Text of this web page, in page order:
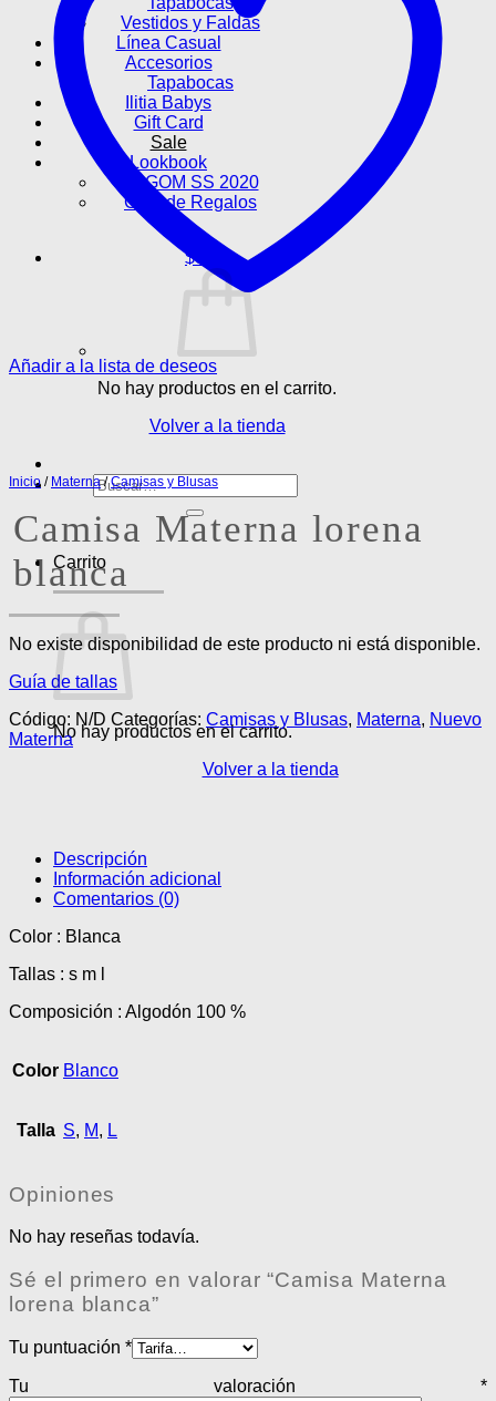
Vestidos y Faldas
Línea Casual
Accesorios
Tapabocas
Ilitia Babys
Gift Card
Sale
Lookbook
LAGOM SS 2020
Guía de Regalos
$0
No hay productos en el carrito.
Volver a la tienda
Buscar
por:
Carrito
No hay productos en el carrito.
Volver a la tienda
Añadir a la lista de deseos
Inicio / Materna / Camisas y Blusas
Camisa Materna lorena
blanca
No existe disponibilidad de este producto ni está disponible.
Guía de tallas
Código: N/D Categorías: Camisas y Blusas, Materna, Nuevo
Materna
Descripción
Información adicional
Comentarios (0)
Color : Blanca
Tallas : s m l
Composición : Algodón 100 %
Color Blanco
Talla S, M, L
Opiniones
No hay reseñas todavía.
Sé el primero en valorar “Camisa Materna
lorena blanca”
Tu puntuación *
Tu valoración *